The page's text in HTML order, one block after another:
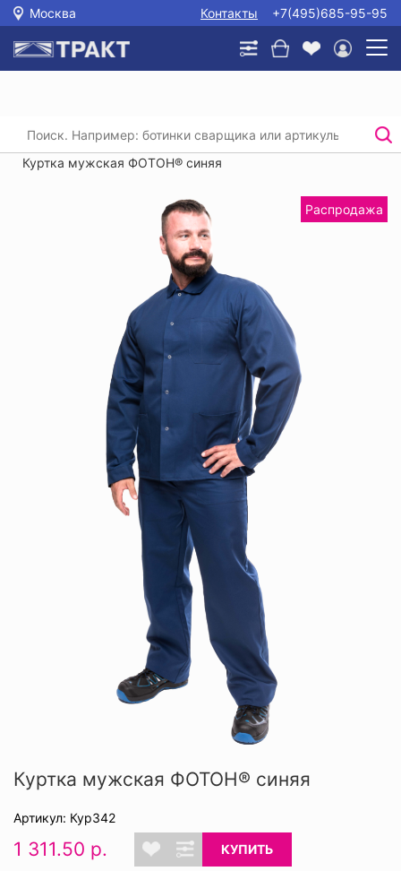
Москва Контакты +7(495)685-95-95
Главная / /
Костюмы (рабочая одежда)
Куртка мужская ФОТОН® синяя
Распродажа
Куртка мужская ФОТОН® синяя
Артикул: Кур342
1 311.50 р. КУПИТЬ